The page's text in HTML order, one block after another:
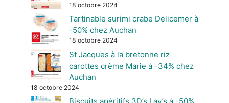
18 octobre 2024
Tartinable surimi crabe Delicemer à
-50% chez Auchan
18 octobre 2024
St Jacques à la bretonne riz
carottes crème Marie à -34% chez
Auchan
18 octobre 2024